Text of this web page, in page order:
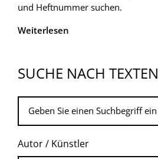
und Heftnummer suchen.
Weiterlesen
SUCHE NACH TEXTEN
Autor / Künstler